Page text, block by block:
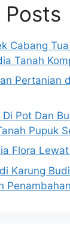
Posts
Cabang
Tanah
Pertanian
Pot Dan
Pupuk
Flora
Karung